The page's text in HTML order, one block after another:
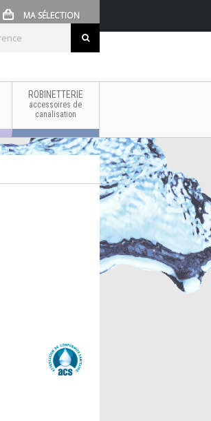
MA SÉLECTION
ROBINETTERIE
accessoires de
canalisation